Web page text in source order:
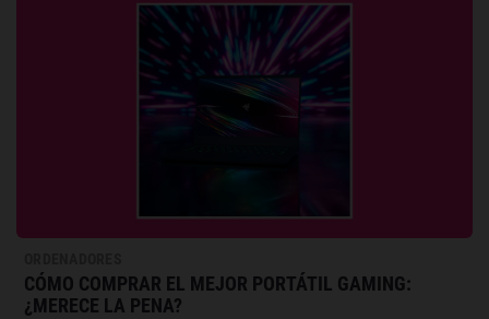
CÓMO COMPRAR EL MEJOR PORTÁTIL GAMING:
¿MERECE LA PENA?